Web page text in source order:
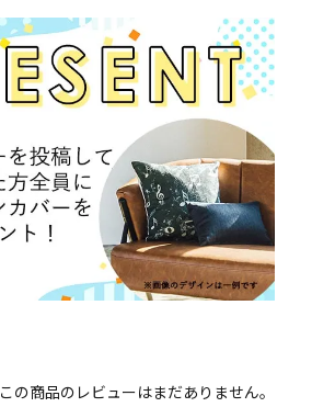
この商品のレビューはまだありません。